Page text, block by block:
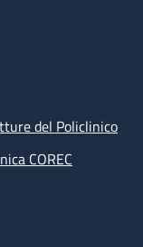
del Policlinico
COREC